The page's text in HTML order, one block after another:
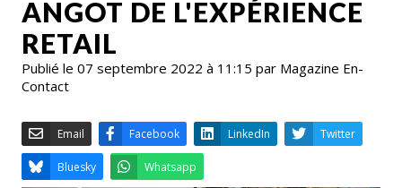
ANGOT DE L'EXPÉRIENCE
RETAIL
Publié le 07 septembre 2022 à 11:15 par Magazine En-
Contact